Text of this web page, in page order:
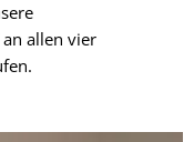
allen vier